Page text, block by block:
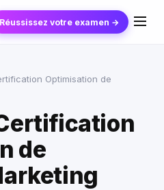
Réussissez votre examen →
Optimisation de
de